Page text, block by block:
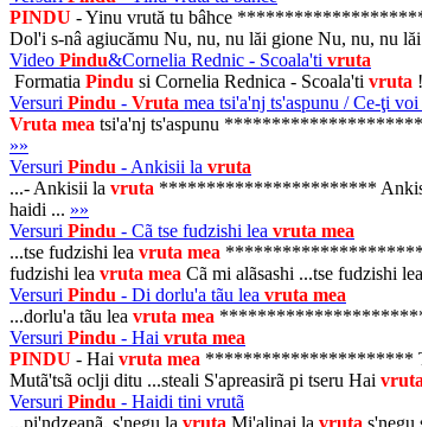
PINDU - Yinu vrută tu bâhce
Dol'i s-nâ agiucămu Nu, nu, nu lăi gione Nu, nu, nu
Video Pindu&Cornelia Rednic - Scoala'ti vruta
Formatia Pindu si Cornelia Rednica - Scoala'ti vruta
Versuri Pindu - Vruta mea tsi'a'nj ts'aspunu / Ce-ţi
Vruta mea tsi'a'nj ts'aspunu
»»
Versuri Pindu - Ankisii la vruta
...- Ankisii la vruta ***********************
haidi ... »»
Versuri Pindu - Cã tse fudzishi lea vruta mea
...tse fudzishi lea vruta mea
fudzishi lea vruta mea Cã mi alãsashi ...tse fudzishi lea
Versuri Pindu - Di dorlu'a tãu lea vruta mea
...dorlu'a tãu lea vruta mea
Versuri Pindu - Hai vruta mea
PINDU - Hai vruta mea **********************
Mutã'tsã oclji ditu ...steali S'apreasirã pi tseru Hai vruta
Versuri Pindu - Haidi tini vrutã
...pi'ndzeanã, s'negu la vruta Mi'alinai la vruta s'negu